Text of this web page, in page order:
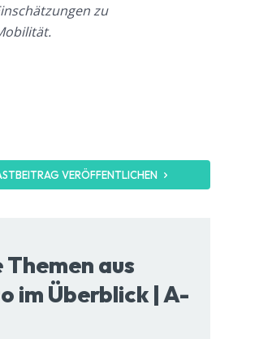
zu
VERÖFFENTLICHEN
Themen aus
im Überblick | A-